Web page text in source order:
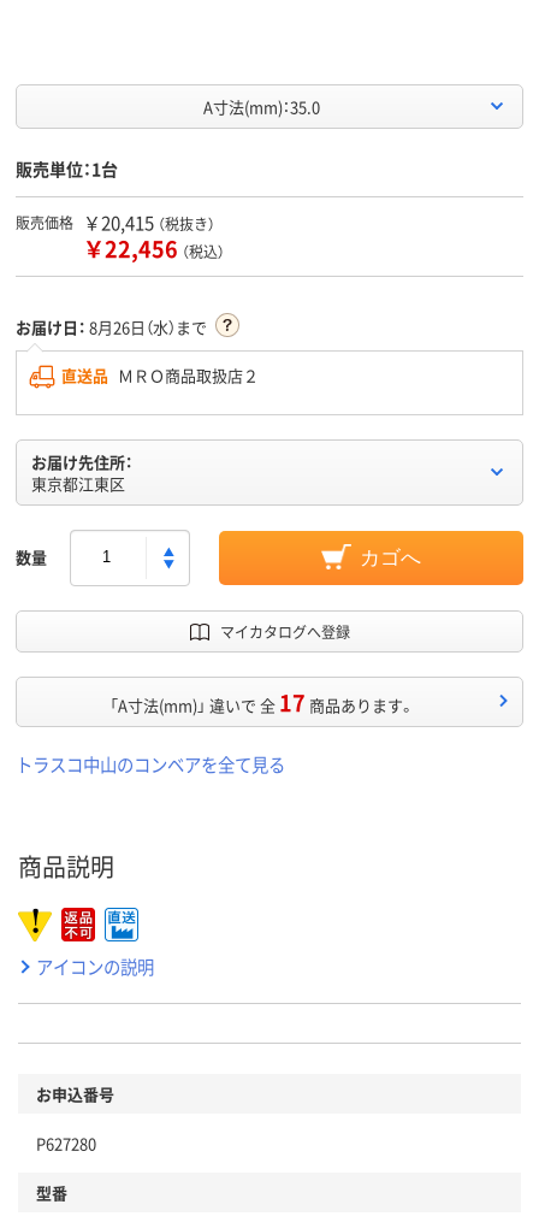
A寸法(mm)：35.0
販売単位：1台
販売価格 ￥20,415 （税抜き）
￥22,456 （税込）
お届け日： 8月26日（水）まで
直送品 ＭＲＯ商品取扱店２
お届け先住所：
東京都江東区
数量 カゴへ
マイカタログへ登録
「A寸法(mm)」 違いで 全 17 商品あります。
トラスコ中山のコンベアを全て見る
商品説明
アイコンの説明
お申込番号
P627280
型番